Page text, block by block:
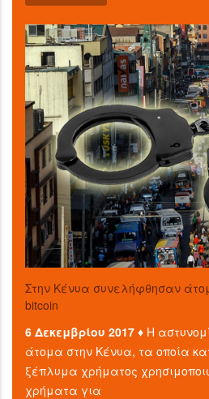
Στην Κένυα συνελήφθησαν
bitcoin
6 Δεκεμβρίου 2017 ♦ Η
άτομα στην Κένυα, τα οποία
ξέπλυμα χρήματος
χρήματα για